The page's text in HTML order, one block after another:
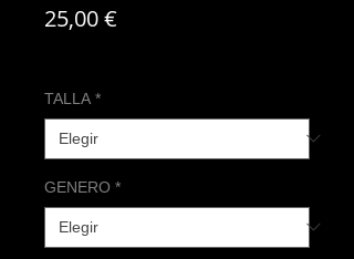
25,00 €
TALLA *
GENERO *